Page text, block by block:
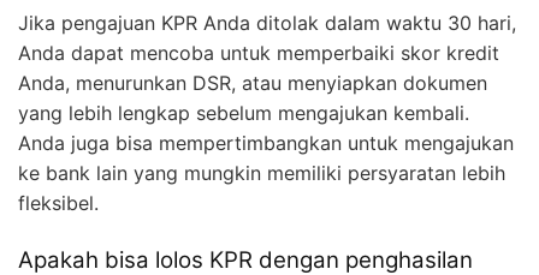
Jika pengajuan KPR Anda ditolak dalam waktu 30 hari,
Anda dapat mencoba untuk memperbaiki skor kredit
Anda, menurunkan DSR, atau menyiapkan dokumen
yang lebih lengkap sebelum mengajukan kembali.
Anda juga bisa mempertimbangkan untuk mengajukan
ke bank lain yang mungkin memiliki persyaratan lebih
fleksibel.
Apakah bisa lolos KPR dengan penghasilan